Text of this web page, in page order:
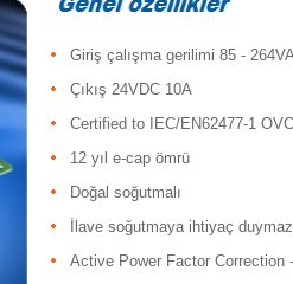
Giriş çalışma gerilimi 85 -
Çıkış 24VDC 10A
Certified to IEC/EN62477-1 OVC
12 yıl e-cap ömrü
Doğal soğutmalı
İlave soğutmaya ihtiyaç duymaz
Active Power Factor Correction